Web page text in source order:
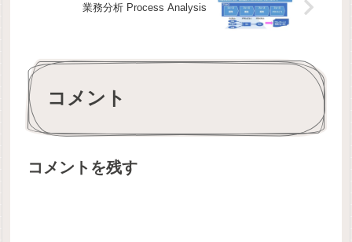
業務分析 Process Analysis
コメント
コメントを残す